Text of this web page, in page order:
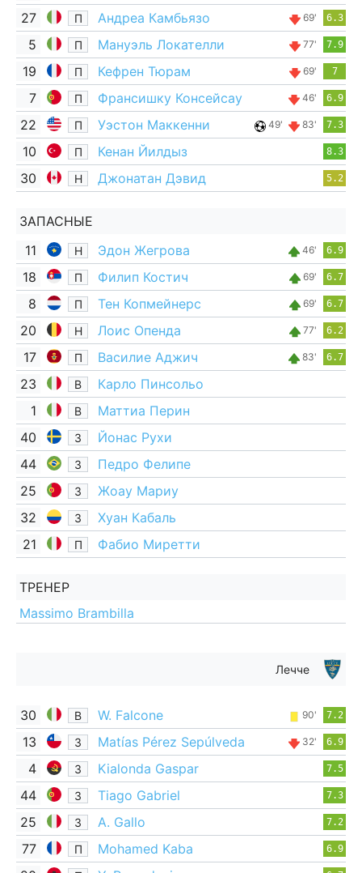
27 П Андреа Камбьязо 69' 6.3
5 П Мануэль Локателли 77' 7.9
19 П Кефрен Тюрам 69' 7
7 П Франсишку Консейсау 46' 6.9
22 П Уэстон Маккенни 49' 83' 7.3
10 П Кенан Йилдыз 8.3
30 Н Джонатан Дэвид 5.2
ЗАПАСНЫЕ
11
Н Эдон Жегрова 46' 6.9
18 П Филип Костич 69' 6.7
8 П Тен Копмейнерс 69' 6.7
20 Н Лоис Опенда 77' 6.2
17 П Василие Аджич 83' 6.7
23 В
Карло Пинсольо
1
В
Маттиа Перин
40
З
Йонас Рухи
44
З
Педро Фелипе
25
З
Жоау Мариу
32
З
Хуан Кабаль
21
П Фабио Миретти
ТРЕНЕР
Massimo Brambilla
Лечче
30 В W. Falcone 90' 7.2
13 З Matías Pérez Sepúlveda 32' 6.9
4 З Kialonda Gaspar 7.5
44 З Tiago Gabriel 7.3
25 З A. Gallo 7.2
77 П Mohamed Kaba 6.9